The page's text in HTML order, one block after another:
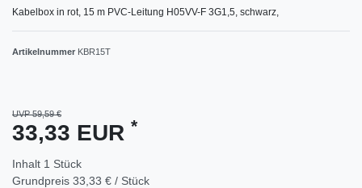
Kabelbox in rot, 15 m PVC-Leitung H05VV-F 3G1,5, schwarz,
Artikelnummer KBR15T
UVP 59,59 €
33,33 EUR *
Inhalt 1 Stück
Grundpreis 33,33 € / Stück